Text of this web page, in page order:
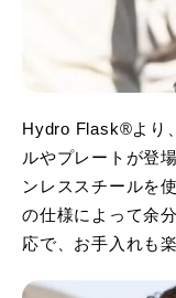
Hydro Flask®より
ルやプレートが登
ンレススチールを
の仕様によって余
応で、お手入れも